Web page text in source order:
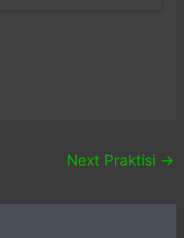
Next Praktisi →